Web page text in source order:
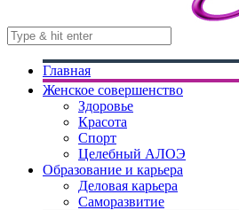
Главная
Женское совершенство
Здоровье
Красота
Спорт
Целебный АЛОЭ
Образование и карьера
Деловая карьера
Саморазвитие